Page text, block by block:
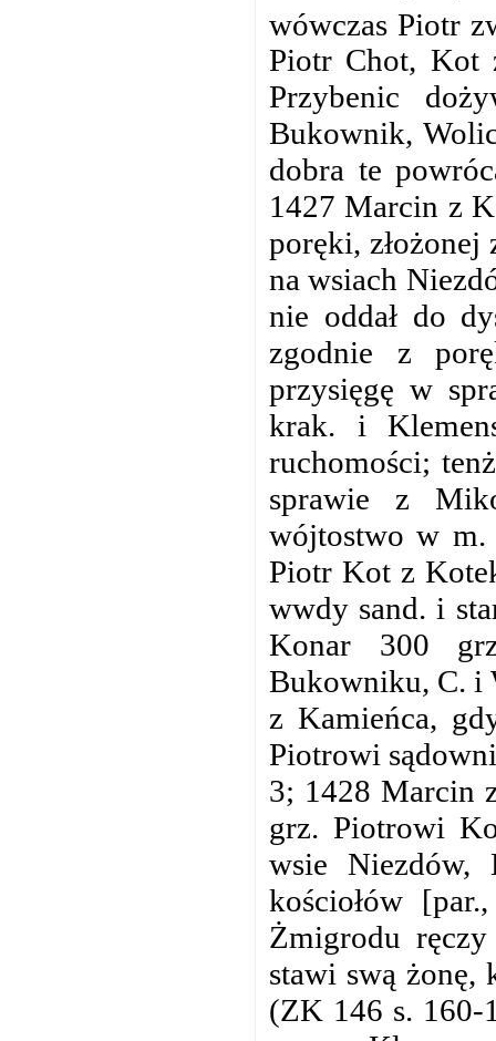
wówczas Piotr
Piotr Chot, Kot
Przybenic
Bukownik,
dobra te
1427 Marcin z
poręki, złożonej
na wsiach
nie oddał do
zgodnie z
przysięgę w
krak. i
ruchomości;
sprawie z
wójtostwo w
Piotr Kot z
wwdy sand. i
Konar 300
Bukowniku, C. i
z Kamieńca,
Piotrowi
3; 1428 Marcin
grz. Piotrowi
wsie
kościołów
Żmigrodu
stawi swą żonę,
(ZK 146 s. 160-